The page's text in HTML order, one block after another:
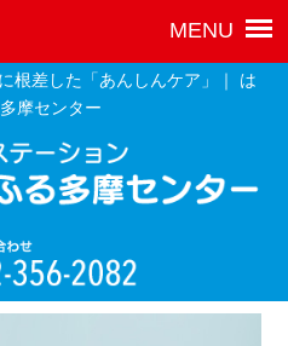
差した「あんしんケア」｜ は
摩センター